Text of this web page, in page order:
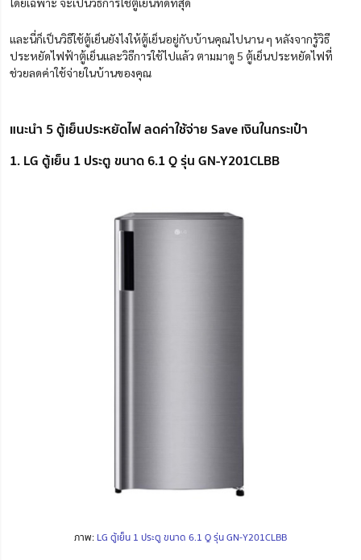
และนี่ก็เป็นวิธีใช้ตู้เย็นยังไงให้ตู้เย็นอยู่กับบ้านคุณไปนาน ๆ หลังจากรู้วิธี
ประหยัดไฟฟ้าตู้เย็นและวิธีการใช้ไปแล้ว ตามมาดู 5 ตู้เย็นประหยัดไฟที่
ช่วยลดค่าใช้จ่ายในบ้านของคุณ
แนะนำ 5 ตู้เย็นประหยัดไฟ ลดค่าใช้จ่าย Save เงินในกระเป๋า
1. LG ตู้เย็น 1 ประตู ขนาด 6.1 Q รุ่น GN-Y201CLBB
ภาพ: LG ตู้เย็น 1 ประตู ขนาด 6.1 Q รุ่น GN-Y201CLBB